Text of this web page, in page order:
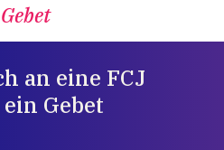
an eine FCJ
Gebet